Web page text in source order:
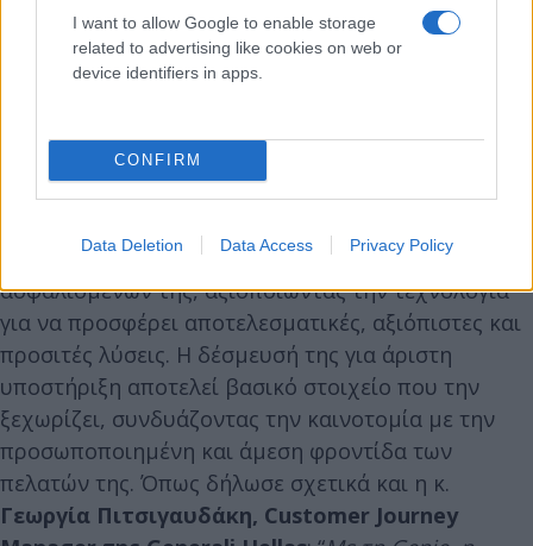
I want to allow Google to enable storage
related to advertising like cookies on web or
device identifiers in apps.
CONFIRM
Data Deletion Data Access Privacy Policy
εξέλιξη και τη βέλτιστη εξυπηρέτηση των
ασφαλισμένων της, αξιοποιώντας την τεχνολογία
για να προσφέρει αποτελεσματικές, αξιόπιστες και
προσιτές λύσεις. Η δέσμευσή της για άριστη
υποστήριξη αποτελεί βασικό στοιχείο που την
ξεχωρίζει, συνδυάζοντας την καινοτομία με την
προσωποποιημένη και άμεση φροντίδα των
πελατών της. Όπως δήλωσε σχετικά και η κ.
Γεωργία Πιτσιγαυδάκη, Customer Journey